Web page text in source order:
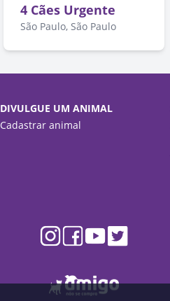
4 Cães Urgente
São Paulo, São Paulo
DIVULGUE UM ANIMAL
Cadastrar animal